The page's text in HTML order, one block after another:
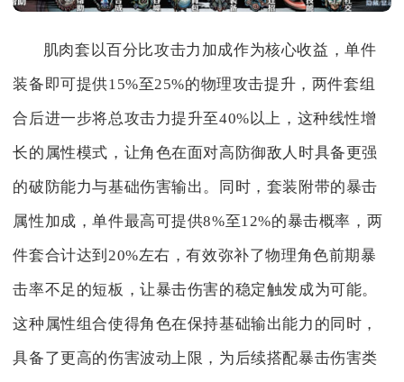
肌肉套以百分比攻击力加成作为核心收益，单件
装备即可提供15%至25%的物理攻击提升，两件套组
合后进一步将总攻击力提升至40%以上，这种线性增
长的属性模式，让角色在面对高防御敌人时具备更强
的破防能力与基础伤害输出。同时，套装附带的暴击
属性加成，单件最高可提供8%至12%的暴击概率，两
件套合计达到20%左右，有效弥补了物理角色前期暴
击率不足的短板，让暴击伤害的稳定触发成为可能。
这种属性组合使得角色在保持基础输出能力的同时，
具备了更高的伤害波动上限，为后续搭配暴击伤害类